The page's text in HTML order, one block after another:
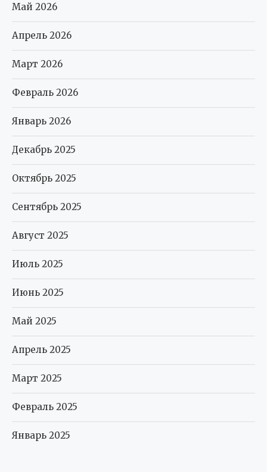
Май 2026
Апрель 2026
Март 2026
Февраль 2026
Январь 2026
Декабрь 2025
Октябрь 2025
Сентябрь 2025
Август 2025
Июль 2025
Июнь 2025
Май 2025
Апрель 2025
Март 2025
Февраль 2025
Январь 2025